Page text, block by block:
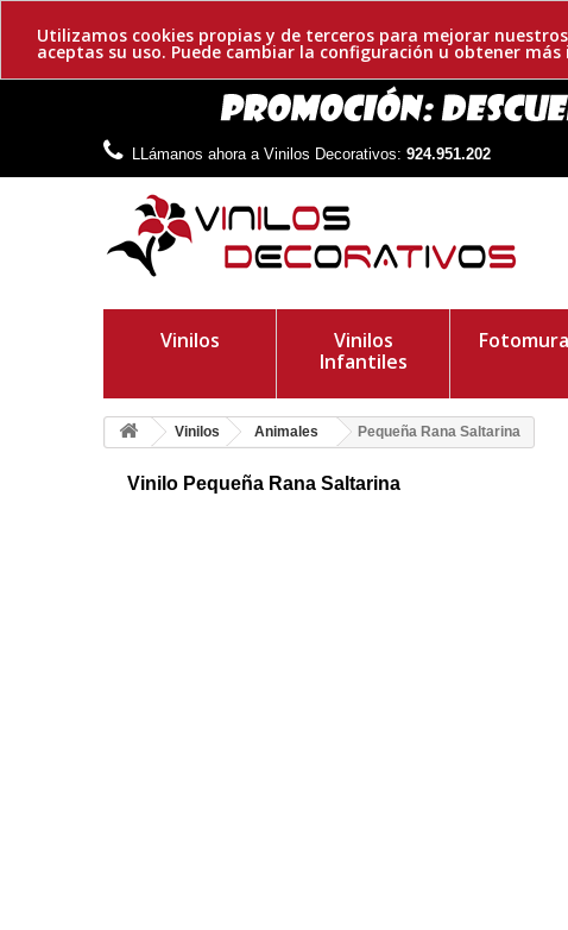
Utilizamos cookies propias y de terceros para mejorar
aceptas su uso. Puede cambiar la configuración u obtener
LLámanos ahora a Vinilos Decorativos: 924.951.202
Vinilos
Vinilos
Infantiles
Vinilos Animales Pequeña Rana Saltarina
Vinilo Pequeña Rana Saltarina